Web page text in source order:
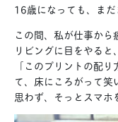
16歳になっても、まだ
この間、私が仕事から
リビングに目をやると
「このプリントの配
て、床にころがって笑
思わず、そっとスマホ